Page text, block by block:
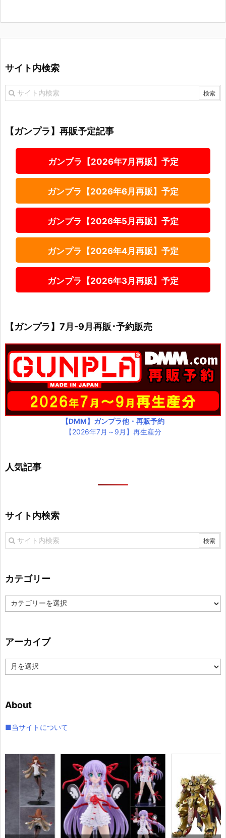
サイト内検索
【ガンプラ】再販予定記事
ガンプラ【2026年7月再販】予定
ガンプラ【2026年6月再販】予定
ガンプラ【2026年5月再販】予定
ガンプラ【2026年4月再販】予定
ガンプラ【2026年3月再販】予定
【ガンプラ】7月-9月再販･予約販売
【DMM】ガンプラ他・再販予約
【2026年7月～9月】再生産分
人気記事
サイト内検索
カテゴリー
カ
テ
ー
アーカイブ
ー
ブ
About
■当サイトについて